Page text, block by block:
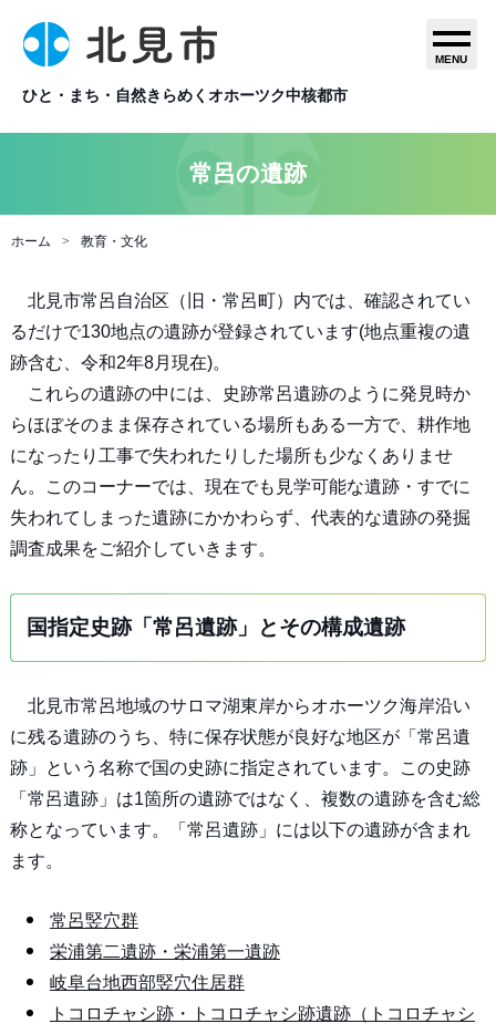
ひと・まち・自然きらめくオホーツク中核都市
MENU
常呂の遺跡
ホーム 教育・文化
北見市常呂自治区（旧・常呂町）内では、確認されてい
るだけで130地点の遺跡が登録されています(地点重複の遺
跡含む、令和2年8月現在)。
これらの遺跡の中には、史跡常呂遺跡のように発見時か
らほぼそのまま保存されている場所もある一方で、耕作地
になったり工事で失われたりした場所も少なくありませ
ん。このコーナーでは、現在でも見学可能な遺跡・すでに
失われてしまった遺跡にかかわらず、代表的な遺跡の発掘
調査成果をご紹介していきます。
国指定史跡「常呂遺跡」とその構成遺跡
北見市常呂地域のサロマ湖東岸からオホーツク海岸沿い
に残る遺跡のうち、特に保存状態が良好な地区が「常呂遺
跡」という名称で国の史跡に指定されています。この史跡
「常呂遺跡」は1箇所の遺跡ではなく、複数の遺跡を含む総
称となっています。「常呂遺跡」には以下の遺跡が含まれ
ます。
常呂竪穴群
栄浦第二遺跡・栄浦第一遺跡
岐阜台地西部竪穴住居群
トコロチャシ跡・トコロチャシ跡遺跡（トコロチャシ